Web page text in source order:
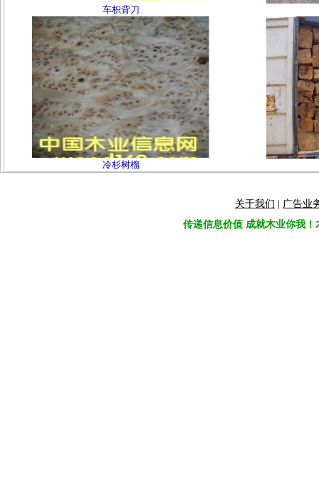
车枳背刀
冷杉树榴
关于我们
广告业
传递信息价值 成就木业你我